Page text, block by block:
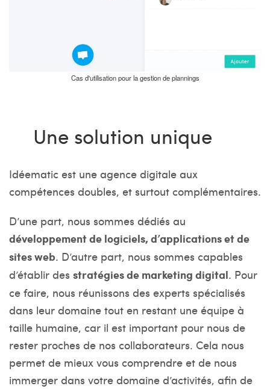
Cas d'utilisation pour la gestion de plannings
Une solution unique
Idéematic est une agence digitale aux
compétences doubles, et surtout complémentaires.
D’une part, nous sommes dédiés au
développement de logiciels, d’applications et de
sites web. D’autre part, nous sommes capables
d’établir des stratégies de marketing digital. Pour
ce faire, nous réunissons des experts spécialisés
dans leur domaine tout en restant une équipe à
taille humaine, car il est important pour nous de
rester proches de nos collaborateurs. Cela nous
permet de mieux vous comprendre et de nous
immerger dans votre domaine d’activités, afin de